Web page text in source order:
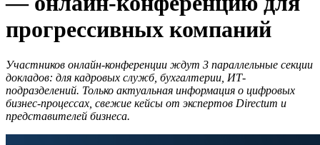
прогрессивных компаний
Участников онлайн-конференции ждут 3 параллельные секции
докладов: для кадровых служб, бухгалтерии, ИТ-
подразделений. Только актуальная информация о цифровых
бизнес-процессах, свежие кейсы от экспертов Directum и
представителей бизнеса.